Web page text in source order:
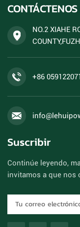
CONTÁCTENOS
NO.2 XIAHE
+86
Suscribir
Continúe leyendo,
invitamos a que nos